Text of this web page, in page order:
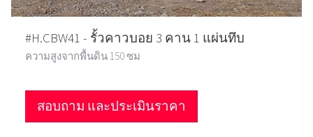
#H.CBW41 - รั้วคาวบอย 3 คาน 1 แผ่นทึบ
ความสูงจากพื้นดิน 150 ซม
สอบถาม และประเมินราคา